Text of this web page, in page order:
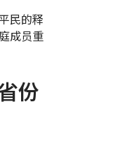
民的释
成员重
份